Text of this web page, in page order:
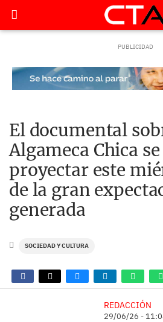
El documental
Algameca Chica
proyectar este
de la gran
generada
SOCIEDAD Y CULTURA
REDACCIÓN
29/06/26 -